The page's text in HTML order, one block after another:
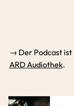
→ Der Podcast ist
ARD Audiothek.